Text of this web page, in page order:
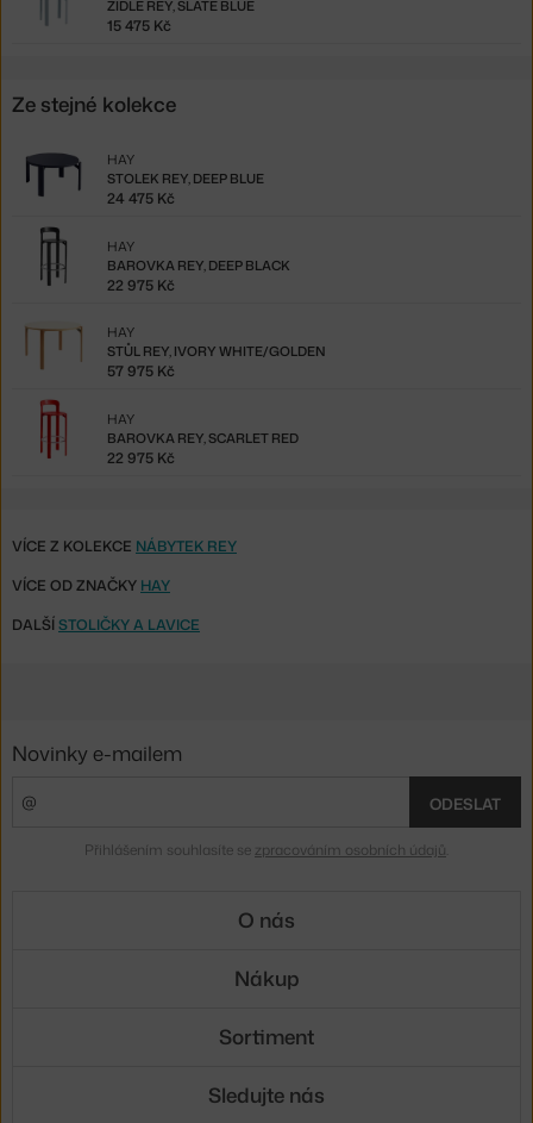
ŽIDLE REY, SLATE BLUE
15 475 Kč
Ze stejné kolekce
STOLEK REY, DEEP BLUE
HAY
24 475 Kč
BAROVKA REY, DEEP BLACK
HAY
22 975 Kč
STŮL REY, IVORY WHITE/GOLDEN
HAY
57 975 Kč
BAROVKA REY, SCARLET RED
HAY
22 975 Kč
VÍCE Z KOLEKCE NÁBYTEK REY
VÍCE OD ZNAČKY HAY
DALŠÍ STOLIČKY A LAVICE
Novinky e-mailem
ODESLAT
Přihlášením souhlasíte se zpracováním osobních údajů
O nás
Nákup
Sortiment
Sledujte nás